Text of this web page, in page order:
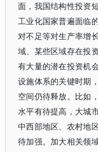
面，我国结构性投资
工业化国家普遍面临
对不足等对生产率增
域、某些区域存在投
有大量的潜在投资机
设施体系的关键时期
空间仍待释放。比如
水平有待提高，大城
中西部地区、农村地
待加强。加大相关领